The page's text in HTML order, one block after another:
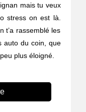
mais tu veux
stress on est là.
t’a rassemblé les
auto du coin, que
plus éloigné.